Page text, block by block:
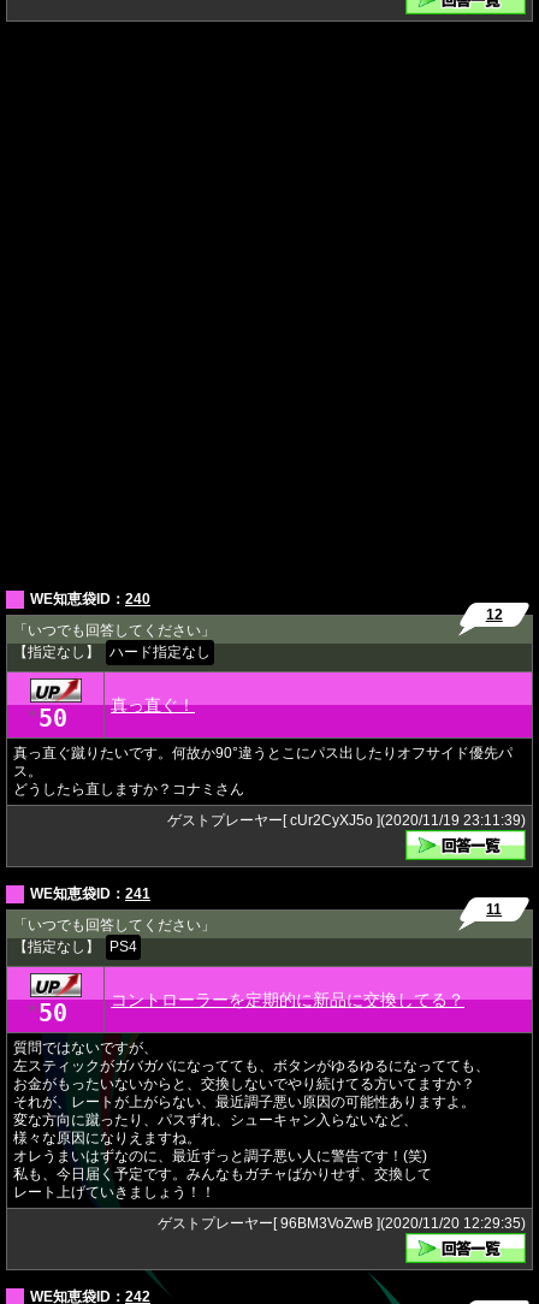
WE知恵袋ID： 240
「いつでも回答してください」
【指定なし】
ハード指定なし
12
★ 50 真っ直ぐ！
真っ直ぐ蹴りたいです。何故か90°違うとこにパス出したりオフサイド優先パ
ス。
どうしたら直しますか？コナミさん
ゲストプレーヤー[ cUr2CyXJ5o ](2020/11/19 23:11:39)
WE知恵袋ID： 241
「いつでも回答してください」
【指定なし】
PS4
11
★ 50 コントローラーを定期的に新品に交換してる？
質問ではないですが、
左スティックがガバガバになってても、ボタンがゆるゆるになってても、
お金がもったいないからと、交換しないでやり続けてる方いてますか？
それが、レートが上がらない、最近調子悪い原因の可能性ありますよ。
変な方向に蹴ったり、パスずれ、シューキャン入らないなど、
様々な原因になりえますね。
オレうまいはずなのに、最近ずっと調子悪い人に警告です！(笑)
私も、今日届く予定です。みんなもガチャばかりせず、交換して
レート上げていきましょう！！
ゲストプレーヤー[ 96BM3VoZwB ](2020/11/20 12:29:35)
WE知恵袋ID： 242